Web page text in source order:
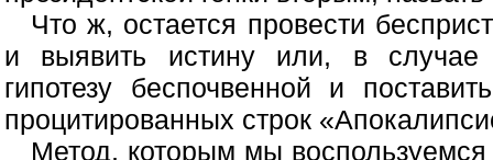
Что ж, остается провести
и выявить истину или, в случае
гипотезу беспочвенной и
процитированных строк
Метод, которым мы